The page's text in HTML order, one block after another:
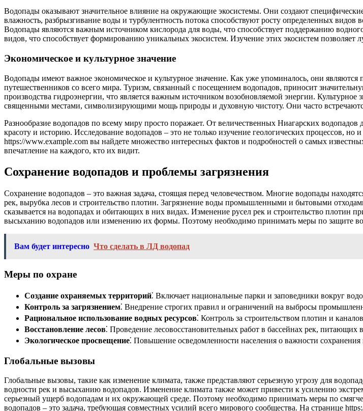
Водопады оказывают значительное влияние на окружающие экосистемы. Они создают
влажность, разбрызгивание воды и турбулентность потока способствуют росту определенных
Водопады являются важным источником кислорода для воды, что способствует поддержанию
видов, что способствует формированию уникальных экосистем. Изучение этих экосистем позволяет
Экономическое и культурное значение
Водопады имеют важное экономическое и культурное значение. Как уже упоминалось, они
путешественников со всего мира. Туризм, связанный с посещением водопадов, приносит
производства гидроэнергии, что является важным источником возобновляемой энергии.
священными местами, символизирующими мощь природы и духовную чистоту. Они часто
Разнообразие водопадов по всему миру просто поражает. От величественных Ниагарских
красоту и историю. Исследование водопадов – это не только изучение геологических процессов,
https://www.example.com вы найдете множество интересных фактов и подробностей о самых
впечатление на каждого, кто их видит.
Сохранение водопадов и проблемы загрязнения
Сохранение водопадов – это важная задача, стоящая перед человечеством. Многие водопады
рек, вырубка лесов и строительство плотин. Загрязнение воды промышленными и бытовыми
сказывается на водопадах и обитающих в них видах. Изменение русел рек и строительство плотин
высыханию водопадов или изменению их формы. Поэтому необходимо принимать меры по защите
Вам будет интересно Что сделать в ЛД водопад
Меры по охране
Создание охраняемых территорий⁚ Включает национальные парки и заповедники вокруг
Контроль за загрязнением⁚ Внедрение строгих правил и ограничений на выбросы
Рациональное использование водных ресурсов⁚ Контроль за строительством плотин и
Восстановление лесов⁚ Проведение лесовосстановительных работ в бассейнах рек, питающих
Экологическое просвещение⁚ Повышение осведомленности населения о важности сохранения
Глобальные вызовы
Глобальные вызовы, такие как изменение климата, также представляют серьезную угрозу для
водности рек и высыханию водопадов. Изменение климата также может привести к усилению
серьезный ущерб водопадам и их окружающей среде. Поэтому необходимо принимать меры по
водопадов – это задача, требующая совместных усилий всего мирового сообщества. На странице